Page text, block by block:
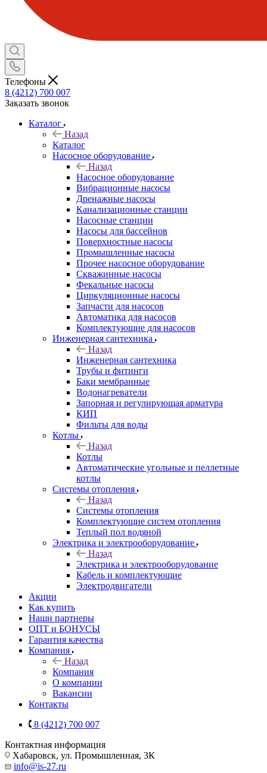
Телефоны
8 (4212) 700 007
Заказать звонок
Каталог
Назад
Каталог
Насосное оборудование
Назад
Насосное оборудование
Вибрационные насосы
Дренажные насосы
Канализационные станции
Насосные станции
Насосы для бассейнов
Поверхностные насосы
Промышленные насосы
Прочее насосное оборудование
Скважинные насосы
Фекальные насосы
Циркуляционные насосы
Запчасти для насосов
Автоматика для насосов
Комплектующие для насосов
Инженерная сантехника
Назад
Инженерная сантехника
Трубы и фитинги
Баки мембранные
Водонагреватели
Запорная и регулирующая арматура
КИП
Фильты для воды
Котлы
Назад
Котлы
Автоматические угольные и пеллетные
котлы
Системы отопления
Назад
Системы отопления
Комплектующие систем отопления
Теплый пол водяной
Электрика и электрооборудование
Назад
Электрика и электрооборудование
Кабель и комплектующие
Электродвигатели
Акции
Как купить
Наши партнеры
ОПТ и БОНУСЫ
Гарантия качества
Компания
Назад
Компания
О компании
Вакансии
Контакты
8 (4212) 700 007
Контактная информация
Хабаровск, ул. Промышленная, 3К
info@is-27.ru